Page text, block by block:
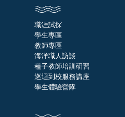
職涯試探
學生專區
教師專區
海洋職人訪談
種子教師培訓研習
巡迴到校服務講座
學生體驗營隊